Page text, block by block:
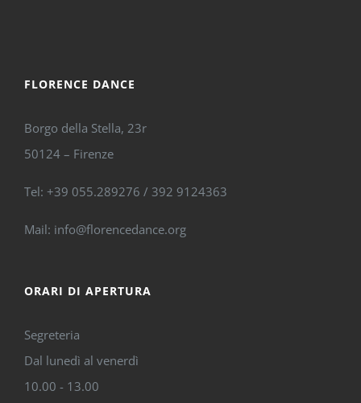
FLORENCE DANCE
Borgo della Stella, 23r
50124 – Firenze
Tel: +39 055.289276 / 392 9124363
Mail: info@florencedance.org
ORARI DI APERTURA
Segreteria
Dal lunedì al venerdì
10.00 - 13.00